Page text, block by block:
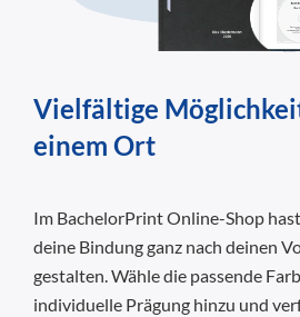
Vielfältige
einem Ort
Im BachelorPrint Online-Shop
deine Bindung ganz nach deinen
gestalten. Wähle die passende
individuelle Prägung hinzu und